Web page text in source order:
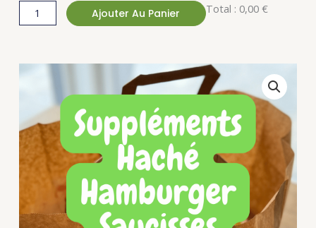
Ajouter Au Panier Total : 0,00 €